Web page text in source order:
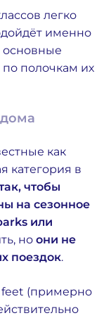
легко
именно
основные
полочкам их
как
категория в
чтобы
на сезонное
или
но они не
поездок.
(примерно